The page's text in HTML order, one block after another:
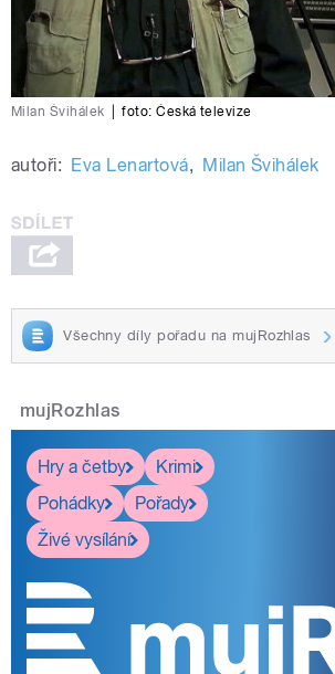
Milan Švihálek foto:Česká televize
autoři: Eva Lenartová, Milan Švihálek
Všechny díly pořadu na mujRozhlas
mujRozhlas
Hry a četby
Krimi
Pohádky
Pořady
Živé vysílání